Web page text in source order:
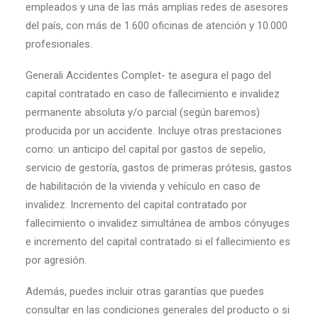
empleados y una de las más amplias redes de asesores
del país, con más de 1.600 oficinas de atención y 10.000
profesionales.
Generali Accidentes Complet- te asegura el pago del
capital contratado en caso de fallecimiento e invalidez
permanente absoluta y/o parcial (según baremos)
producida por un accidente. Incluye otras prestaciones
como: un anticipo del capital por gastos de sepelio,
servicio de gestoría, gastos de primeras prótesis, gastos
de habilitación de la vivienda y vehículo en caso de
invalidez. Incremento del capital contratado por
fallecimiento o invalidez simultánea de ambos cónyuges
e incremento del capital contratado si el fallecimiento es
por agresión.
Además, puedes incluir otras garantías que puedes
consultar en las condiciones generales del producto o si